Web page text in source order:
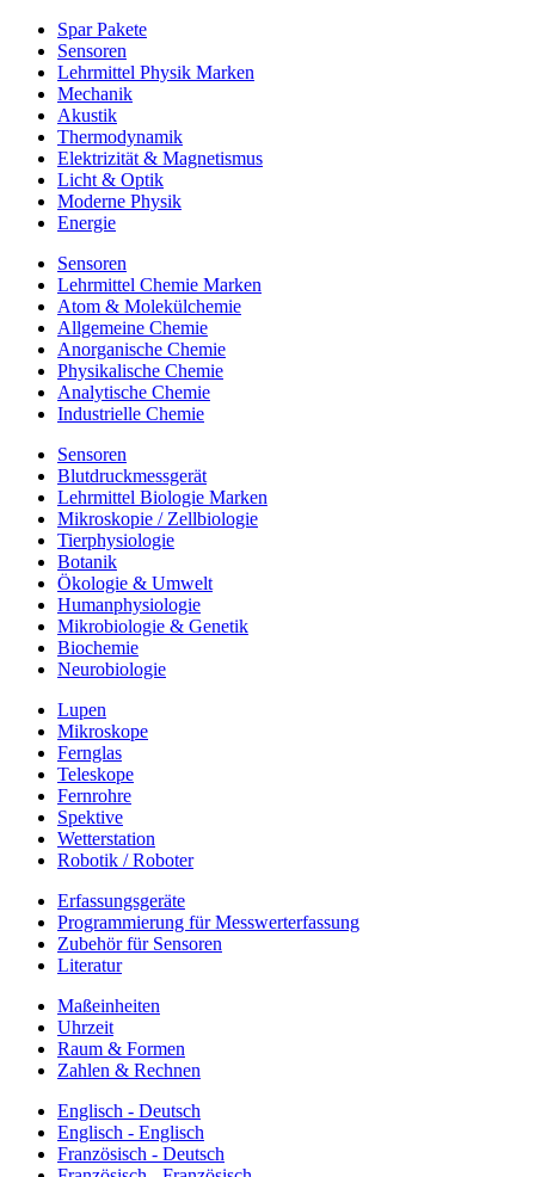
Spar Pakete
Sensoren
Lehrmittel Physik Marken
Mechanik
Akustik
Thermodynamik
Elektrizität & Magnetismus
Licht & Optik
Moderne Physik
Energie
Sensoren
Lehrmittel Chemie Marken
Atom & Molekülchemie
Allgemeine Chemie
Anorganische Chemie
Physikalische Chemie
Analytische Chemie
Industrielle Chemie
Sensoren
Blutdruckmessgerät
Lehrmittel Biologie Marken
Mikroskopie / Zellbiologie
Tierphysiologie
Botanik
Ökologie & Umwelt
Humanphysiologie
Mikrobiologie & Genetik
Biochemie
Neurobiologie
Lupen
Mikroskope
Fernglas
Teleskope
Fernrohre
Spektive
Wetterstation
Robotik / Roboter
Erfassungsgeräte
Programmierung für Messwerterfassung
Zubehör für Sensoren
Literatur
Maßeinheiten
Uhrzeit
Raum & Formen
Zahlen & Rechnen
Englisch - Deutsch
Englisch - Englisch
Französisch - Deutsch